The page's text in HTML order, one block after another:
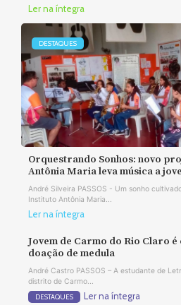
Ler na íntegra
DESTAQUES
Orquestrando Sonhos: novo
Antônia Maria leva música a
André Silveira PASSOS - Um sonho
Instituto Antônia Maria...
Ler na íntegra
Jovem de Carmo do Rio Claro
doação de medula
André Castro PASSOS – A estudante de
distrito de Carmo...
DESTAQUES Ler na íntegra